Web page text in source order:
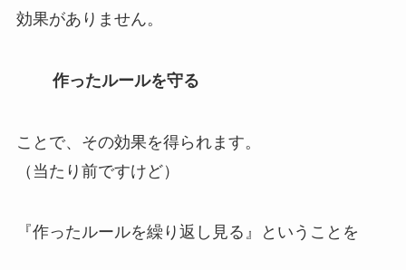
効果がありません。
作ったルールを守る
ことで、その効果を得られます。
（当たり前ですけど）
『作ったルールを繰り返し見る』ということを